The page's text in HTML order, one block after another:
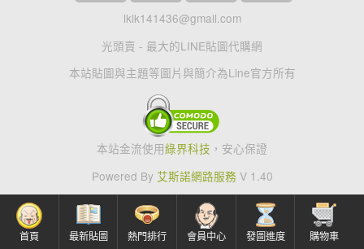
lklk141436@gmail.com
光頭賣 - 最大的LINE貼圖代購網
本站貼圖與主題等圖片與簡介為Line官方所有
本站金流使用綠界科技 ，安心保證
Powered By 艾斯諾網路服務 V 1.40
首頁 最新貼圖 熱門排行 會員中心 發圖進度 購物車